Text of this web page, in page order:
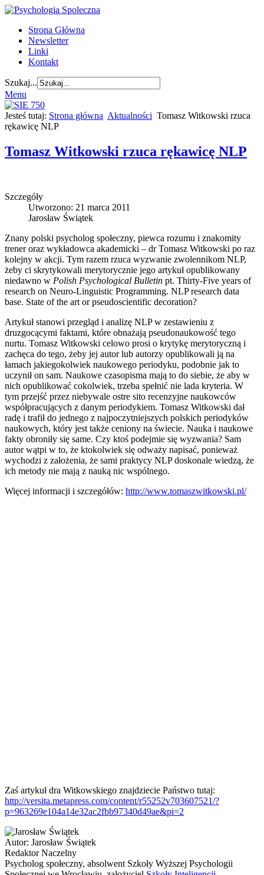
Strona Główna
Newsletter
Linki
Kontakt
Szukaj...
Menu
Jesteś tutaj: Strona główna Aktualności Tomasz Witkowski rzuca
rękawicę NLP
Tomasz Witkowski rzuca rękawicę NLP
Szczegóły
Utworzono: 21 marca 2011
Jarosław Świątek
Znany polski psycholog społeczny, piewca rozumu i znakomity
trener oraz wykładowca akademicki – dr Tomasz Witkowski po raz
kolejny w akcji. Tym razem rzuca wyzwanie zwolennikom NLP,
żeby ci skrytykowali merytorycznie jego artykuł opublikowany
niedawno w Polish Psychological Bulletin pt. Thirty-Five years of
research on Neuro-Linguistic Programming. NLP research data
base. State of the art or pseudoscientific decoration?
Artykuł stanowi przegląd i analizę NLP w zestawieniu z
druzgocącymi faktami, które obnażają pseudonaukowość tego
nurtu. Tomasz Witkowski celowo prosi o krytykę merytoryczną i
zachęca do tego, żeby jej autor lub autorzy opublikowali ją na
łamach jakiegokolwiek naukowego periodyku, podobnie jak to
uczynił on sam. Naukowe czasopisma mają to do siebie, że aby w
nich opublikować cokolwiek, trzeba spełnić nie lada kryteria. W
tym przejść przez niebywale ostre sito recenzyjne naukowców
współpracujących z danym periodykiem. Tomasz Witkowski dał
radę i trafił do jednego z najpoczytniejszych polskich periodyków
naukowych, który jest także ceniony na świecie. Nauka i naukowe
fakty obroniły się same. Czy ktoś podejmie się wyzwania? Sam
autor wątpi w to, że ktokolwiek się odważy napisać, ponieważ
wychodzi z założenia, że sami praktycy NLP doskonale wiedzą, że
ich metody nie mają z nauką nic wspólnego.
Więcej informacji i szczegółów: http://www.tomaszwitkowski.pl/
Zaś artykuł dra Witkowskiego znajdziecie Państwo tutaj:
http://versita.metapress.com/content/r55252v703607521/?
p=963269e104a14e32ac2fbb97340d49ae&pi=2
Autor: Jarosław Świątek
Redaktor Naczelny
Psycholog społeczny, absolwent Szkoły Wyższej Psychologii